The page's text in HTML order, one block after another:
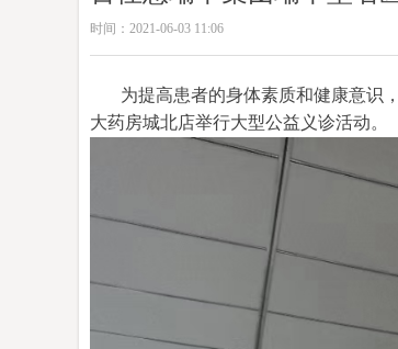
时间： 2021-06-03 11:06
为提高患者的身体素质和健康意识，
大药房城北店举行大型公益义诊活动。